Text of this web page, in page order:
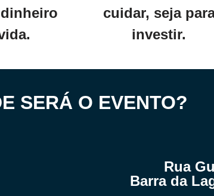
cuidar, seja
investir.
SERÁ O EVENTO?
Rua
Barra da